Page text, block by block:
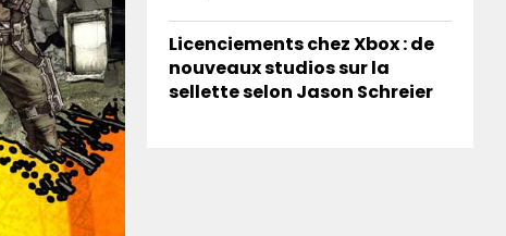
Licenciements chez Xbox : de
nouveaux studios sur la
sellette selon Jason Schreier